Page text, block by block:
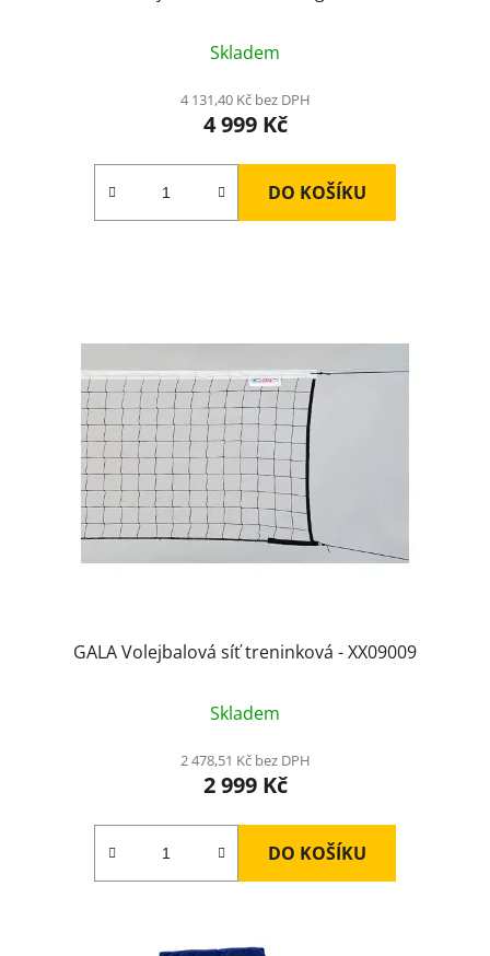
Skladem
4 131,40 Kč bez DPH
4 999 Kč
DO KOŠÍKU
GALA Volejbalová síť treninková - XX09009
Skladem
2 478,51 Kč bez DPH
2 999 Kč
DO KOŠÍKU